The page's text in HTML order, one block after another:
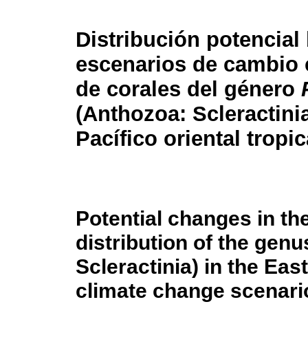
Distribución potencial
escenarios de cambio
de corales del género
(Anthozoa:
Pacífico oriental
Potential changes in
distribution of the
Scleractinia) in the
climate change